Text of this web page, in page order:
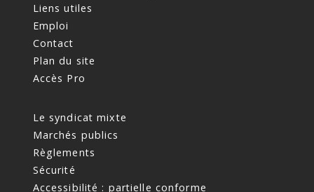
Liens utiles
Emploi
Contact
Plan du site
Accès Pro
Le syndicat mixte
Marchés publics
Règlements
Sécurité
Accessibilité : partielle conforme